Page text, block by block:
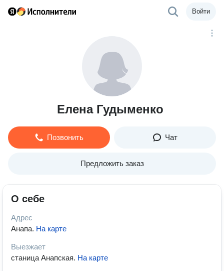
Войти
Елена Гудыменко
Позвонить Чат
Предложить заказ
О себе
Адрес
Анапа. На карте
Выезжает
станица Анапская. На карте